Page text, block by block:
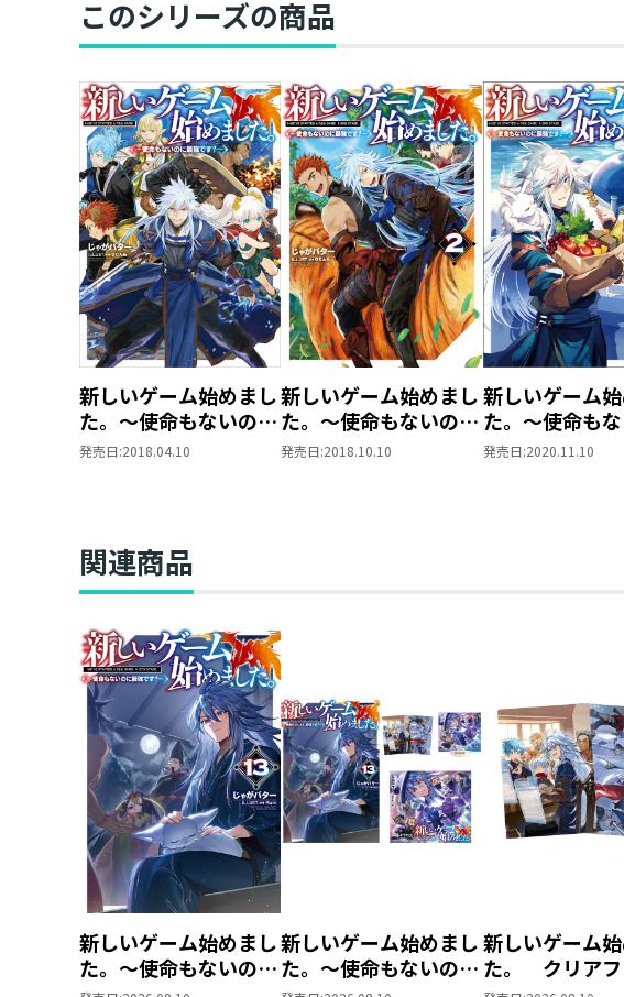
このシリーズの商品
新しいゲーム始めまし
た。～使命もないのに
最強です？～
発売日:2018.04.10
新しいゲーム始めまし
た。～使命もないのに
最強です？～2
発売日:2018.10.10
新しいゲーム
た。～使命も
最強です？～3
発売日:2020.11.10
関連商品
新しいゲーム始めまし
た。～使命もないのに
新しいゲーム始めまし
た。～使命もないのに
新しいゲーム
た。 クリアフ